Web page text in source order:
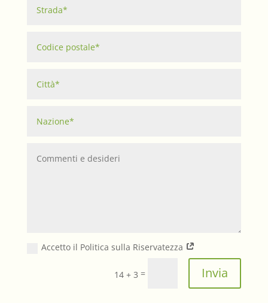
Accetto il Politica sulla Riservatezza
14 + 3 = Invia